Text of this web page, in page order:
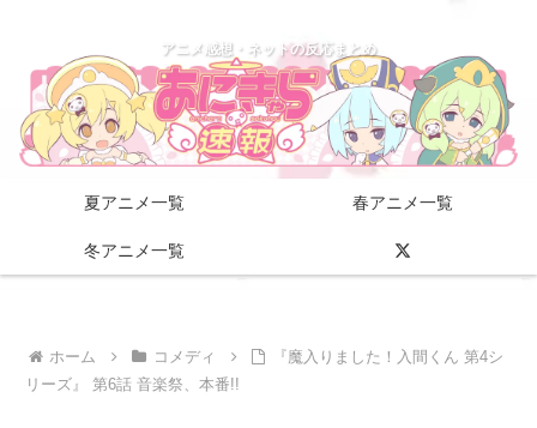
アニメ感想・ネットの反応まとめ
夏アニメ一覧 春アニメ一覧
冬アニメ一覧
ホーム コメディ
『魔入りました！入間くん 第4シ
リーズ』 第6話 音楽祭、本番!!